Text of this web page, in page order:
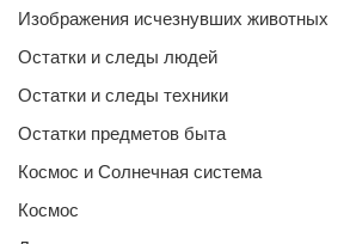
Изображения исчезнувших животных
Остатки и следы людей
Остатки и следы техники
Остатки предметов быта
Космос и Солнечная система
Космос